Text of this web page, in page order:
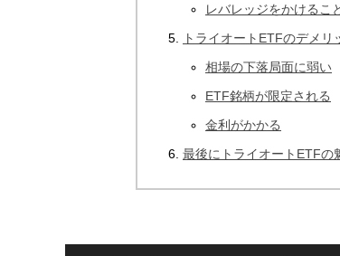
レバレッジをかけるこ
トライオートETFのデメリ
相場の下落局面に弱い
ETF銘柄が限定される
金利がかかる
最後にトライオートETFの